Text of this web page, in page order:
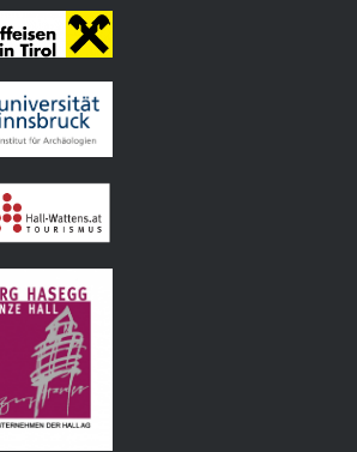
Wattens